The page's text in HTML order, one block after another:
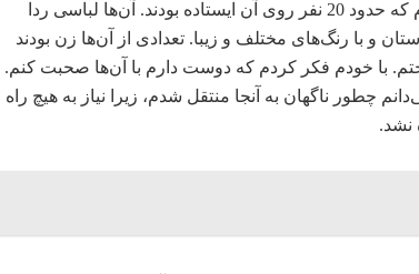
برنداشته بودم که در پیش رویم یک تپۀ به نسبت کوتاه دیدم که حدود 20 نفر روی آن ایستاده بودند. آن‌ها لباسی ردا
و با رنگ‌های مختلف و زیبا. تعدادی از آن‌ها زن بودند
با خودم فکر کردم که دوست دارم با آن‌ها صحبت کنم.
چطور ناگهان به آنجا منتقل شدم، زیرا نیاز به هیچ راه
نشد.